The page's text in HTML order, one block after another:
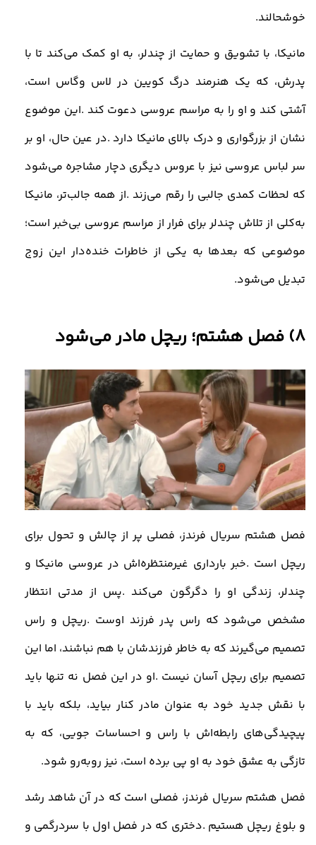
خوشحالند.
مانیکا، با تشویق و حمایت از چندلر، به او کمک می‌کند تا با
پدرش، که یک هنرمند درگ کویین در لاس وگاس است،
آشتی کند و او را به مراسم عروسی دعوت کند .این موضوع
نشان از بزرگواری و درک بالای مانیکا دارد.در عین حال، او بر
سر لباس عروسی نیز با عروس دیگری دچار مشاجره می‌شود
که لحظات کمدی جالبی را رقم می‌زند.از همه جالب‌تر، مانیکا
به‌کلی از تلاش چندلر برای فرار از مراسم عروسی بی‌خبر است؛
موضوعی که بعدها به یکی از خاطرات خنده‌دار این زوج
تبدیل می‌شود.
8) فصل هشتم؛ ریچل مادر می‌شود
فصل هشتم سریال فرندز، فصلی پر از چالش و تحول برای
ریچل است .خبر بارداری غیرمنتظره‌اش در عروسی مانیکا و
چندلر، زندگی او را دگرگون می‌کند.پس از مدتی انتظار
مشخص می‌شود که راس پدر فرزند اوست .ریچل و راس
تصمیم می‌گیرند که به خاطر فرزندشان با هم نباشند، اما این
تصمیم برای ریچل آسان نیست .او در این فصل نه تنها باید
با نقش جدید خود به عنوان مادر کنار بیاید، بلکه باید با
پیچیدگی‌های رابطه‌اش با راس و احساسات جویی، که به
تازگی به عشق خود به او پی برده است، نیز روبه‌رو شود.
فصل هشتم سریال فرندز، فصلی است که در آن شاهد رشد
و بلوغ ریچل هستیم .دختری که در فصل اول با سردرگمی و